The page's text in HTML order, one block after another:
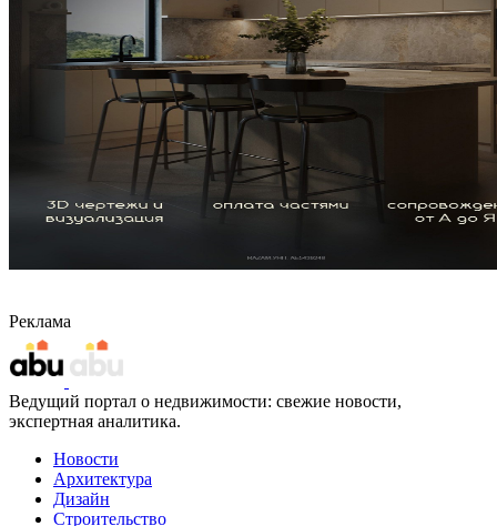
Реклама
Ведущий портал о недвижимости: свежие новости,
экспертная аналитика.
Новости
Архитектура
Дизайн
Строительство